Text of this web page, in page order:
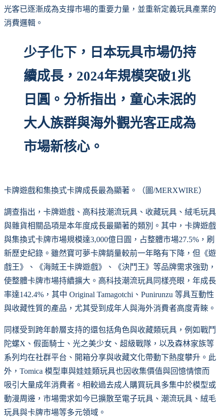
光客已逐漸成為支撐市場的重要力量，並重新定義玩具產業的
消費邏輯。
少子化下，日本玩具市場仍持
續成長，2024年規模突破1兆
日圓。分析指出，童心未泯的
大人族群與海外觀光客正成為
市場新核心。
卡牌遊戲和集換式卡牌成長最為顯著。（圖/MERXWIRE）
調查指出，卡牌遊戲、高科技潮流玩具、收藏玩具、絨毛玩具
與雜貨相關品項是本年度成長最顯著的類別。其中，卡牌遊戲
與集換式卡牌市場規模達3,000億日圓，占整體市場27.5%，刷
新歷史紀錄。雖然寶可夢卡牌銷量較前一年略有下降，但《遊
戲王》、《海賊王卡牌遊戲》、《決鬥王》等品牌需求強勁，
使整體卡牌市場持續擴大。高科技潮流玩具同樣亮眼，年成長
率達142.4%，其中 Original Tamagotchi、Punirunzu 等具互動性
與收藏性質的產品，尤其受到成年人與海外消費者高度青睞。
同樣受到跨年齡層支持的還包括角色與收藏類玩具，例如戰鬥
陀螺X、假面騎士、光之美少女、超級戰隊，以及森林家族等
系列均在社群平台、開箱分享與收藏文化帶動下熱度攀升。此
外，Tomica 模型車與娃娃類玩具也因收集價值與回憶情懷而
吸引大量成年消費者。相較過去成人購買玩具多集中於模型或
動漫周邊，市場需求如今已擴散至電子玩具、潮流玩具、絨毛
玩具與卡牌市場等多元領域。